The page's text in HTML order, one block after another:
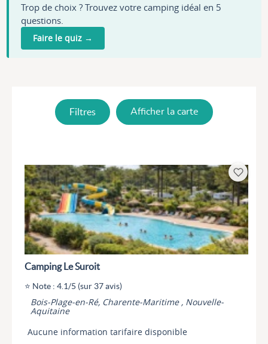
Trop de choix ? Trouvez votre camping idéal en 5
questions.
Faire le quiz →
Filtres Afficher la carte
Camping Le Suroit
⭐ Note : 4.1/5 (sur 37 avis)
Bois-Plage-en-Ré, Charente-Maritime , Nouvelle-
Aquitaine
Aucune information tarifaire disponible